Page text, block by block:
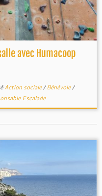
avec Humacoop
Action sociale/Bénévole/
Escalade